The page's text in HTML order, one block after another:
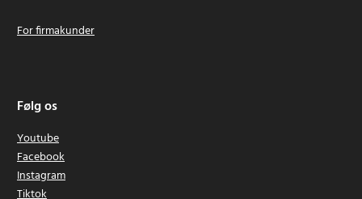
For firmakunder
Følg os
Youtube
Facebook
Instagram
Tiktok